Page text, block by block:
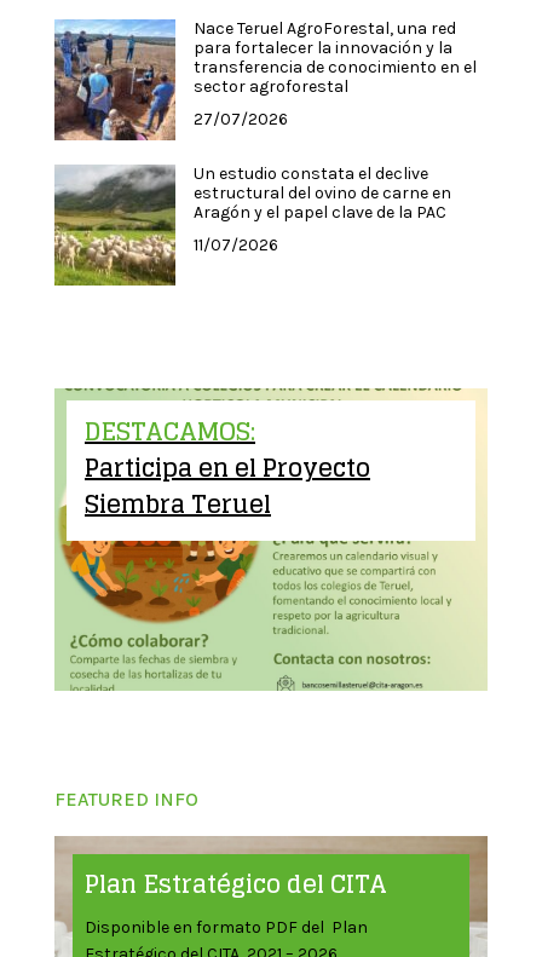
Nace Teruel AgroForestal, una red
para fortalecer la innovación y la
transferencia de conocimiento en el
sector agroforestal
27/07/2026
Un estudio constata el declive
estructural del ovino de carne en
Aragón y el papel clave de la PAC
11/07/2026
DESTACAMOS:
Participa en el Proyecto
Siembra Teruel
FEATURED INFO
Plan Estratégico del CITA
Disponible en formato PDF del Plan